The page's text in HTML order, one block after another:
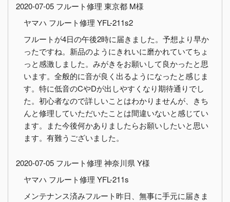
2020-07-05 フルート修理 東京都 M様
ヤマハ フルート修理 YFL-211s2
フルートが4日の午後2時に届きました。予想より早か
ったですね。新品のようにきれいに磨かれていてちょ
っと感激しました。みがきをお願いして良かったと思
います。全般的に音が良く出るようになったと感じま
す。特に低音のCやDが出しやすくなり期待通りでし
た。初心者なので詳しいことはわかりませんが、きち
んと修理していただいたことは間違いないと感じてい
ます。また今後何かありましたらお願いしたいと思い
ます。有難うございました。
2020-07-05 フルート修理 神奈川県 Y様
ヤマハ フルート修理 YFL-211s
メンテナンス済みフルート昨日、無事に手元に届きま